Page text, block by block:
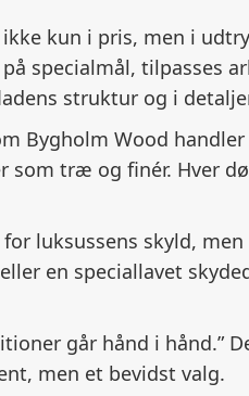
kun i pris, men i
specialmål, tilpasses
struktur og i
Bygholm Wood
træ og finér. Hver
luksussens skyld,
en speciallavet
går hånd i hånd.”
men et bevidst valg.